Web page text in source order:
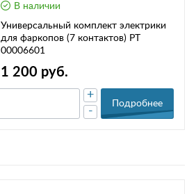
В наличии
Универсальный комплект электрики
для фаркопов (7 контактов) РТ
00006601
1 200 руб.
-
+
Подробнее